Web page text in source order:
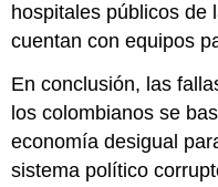
hospitales públicos de
cuentan con equipos
En conclusión, las
los colombianos se
economía desigual
sistema político